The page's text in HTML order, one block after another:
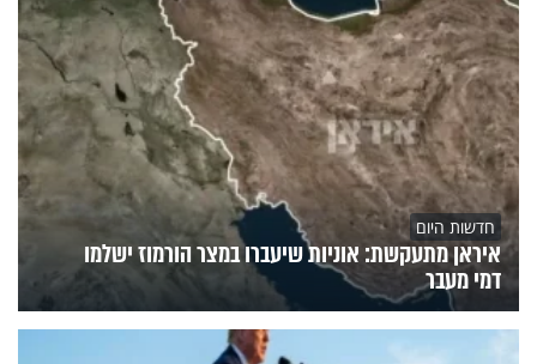
חדשות היום
איראן מתעקשת: אוניות שיעברו במצר הורמוז ישלמו
דמי מעבר